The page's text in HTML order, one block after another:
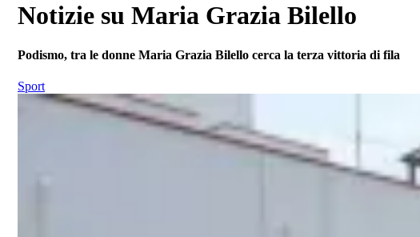
Notizie su Maria Grazia Bilello
Podismo, tra le donne Maria Grazia Bilello cerca la terza vittoria di fila
Sport